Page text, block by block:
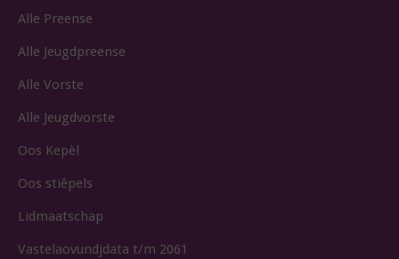
Alle Preense
Alle Jeugdpreense
Alle Vorste
Alle Jeugdvorste
Oos Kepèl
Oos stiêpels
Lidmaatschap
Vastelaovundjdata t/m 2061